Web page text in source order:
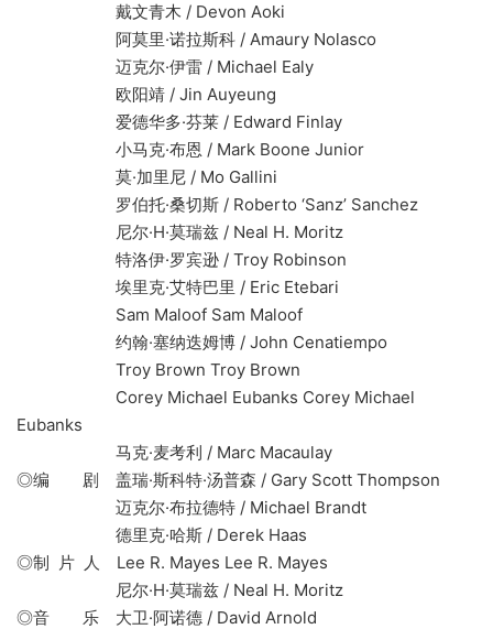
戴文青木 / Devon Aoki
阿莫里·诺拉斯科 / Amaury Nolasco
迈克尔·伊雷 / Michael Ealy
欧阳靖 / Jin Auyeung
爱德华多·芬莱 / Edward Finlay
小马克·布恩 / Mark Boone Junior
莫·加里尼 / Mo Gallini
罗伯托·桑切斯 / Roberto ‘Sanz’ Sanchez
尼尔·H·莫瑞兹 / Neal H. Moritz
特洛伊·罗宾逊 / Troy Robinson
埃里克·艾特巴里 / Eric Etebari
Sam Maloof Sam Maloof
约翰·塞纳迭姆博 / John Cenatiempo
Troy Brown Troy Brown
Corey Michael Eubanks Corey Michael
Eubanks
马克·麦考利 / Marc Macaulay
◎编 剧 盖瑞·斯科特·汤普森 / Gary Scott Thompson
迈克尔·布拉德特 / Michael Brandt
德里克·哈斯 / Derek Haas
◎制 片 人 Lee R. Mayes Lee R. Mayes
尼尔·H·莫瑞兹 / Neal H. Moritz
◎音 乐 大卫·阿诺德 / David Arnold